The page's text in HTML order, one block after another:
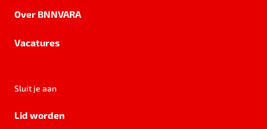
Over BNNVARA
Vacatures
Sluit je aan
Lid worden